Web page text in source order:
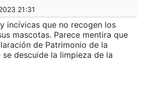
21:31
incívicas que no recogen los
mascotas. Parece mentira que
de Patrimonio de la
se descuide la limpieza de la